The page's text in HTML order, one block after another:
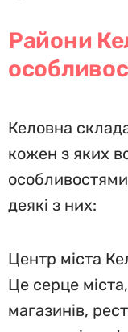
Райони
Келовна
кожен з яких
деякі з них:
Центр міста
Це серце
магазинів,